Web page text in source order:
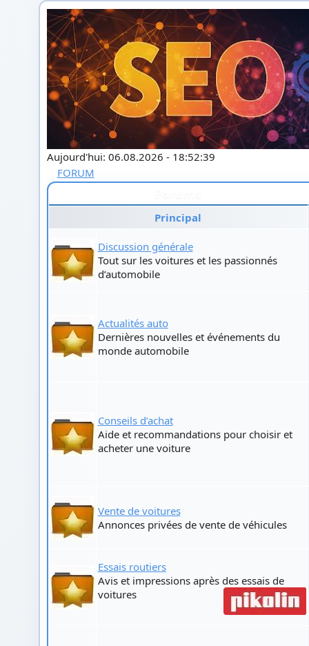
Aujourd'hui: 06.08.2026 - 18:52:39
FORUM
Principal
Discussion générale
Tout sur les voitures et les passionnés
d’automobile
Actualités auto
Dernières nouvelles et événements du
monde automobile
Conseils d’achat
Aide et recommandations pour choisir et
acheter une voiture
Vente de voitures
Annonces privées de vente de véhicules
Essais routiers
Avis et impressions après des essais de
voitures